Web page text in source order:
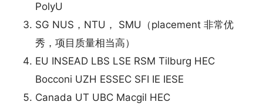
PolyU
SG NUS，NTU， SMU（placement 非常优
秀，项目质量相当高）
EU INSEAD LBS LSE RSM Tilburg HEC
Bocconi UZH ESSEC SFI IE IESE
Canada UT UBC Macgil HEC